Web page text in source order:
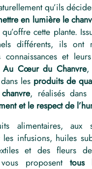
qu’ils
en lumière le
cette plante.
différents, ils ont
et
Cœur du Chanvre,
les produits de
, réalisés dans
et le respect de
alimentaires, aux
les infusions, huiles
et des fleurs
proposent tous